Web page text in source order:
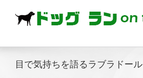
content
目で気持ちを語るラブラドール